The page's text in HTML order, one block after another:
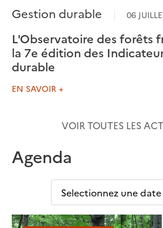
Gestion durable 06
L'Observatoire des forêts
la 7e édition des
durable
EN SAVOIR +
VOIR TOUTES LES
Agenda
Selectionnez une date